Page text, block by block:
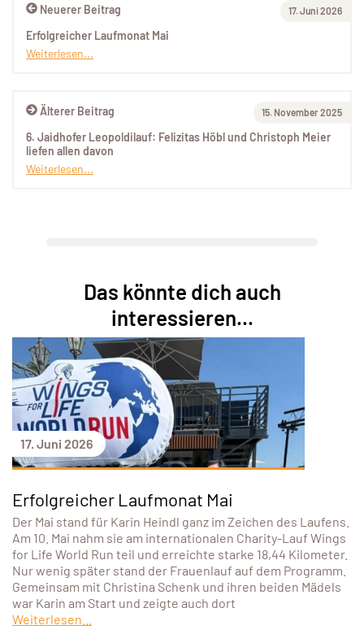
Älterer Beitrag 15. November 2025
6. Jaidhofer Leopoldilauf: Felizitas Höbl und Christoph Meier
liefen allen davon
Weiterlesen...
Neuerer Beitrag 17. Juni 2026
Erfolgreicher Laufmonat Mai
Weiterlesen...
Das könnte dich auch
interessieren...
17. Juni 2026
Erfolgreicher Laufmonat Mai
Der Mai stand für Karin Heindl ganz im Zeichen des Laufens.
Am 10. Mai nahm sie am internationalen Charity-Lauf Wings
for Life World Run teil und erreichte starke 18,44 Kilometer.
Nur wenig später stand der Frauenlauf auf dem Programm.
Gemeinsam mit Christina Schenk und ihren beiden Mädels
war Karin am Start und zeigte auch dort
Weiterlesen...